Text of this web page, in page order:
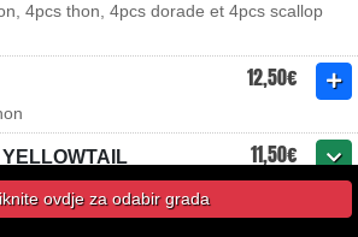
4pcs thon, 4pcs dorade et 4pcs scallop
12,50€
11,50€
ovdje za odabir grada